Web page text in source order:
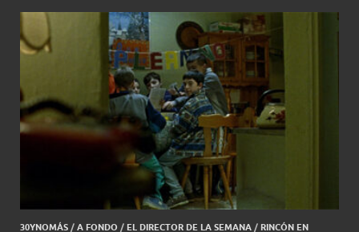
30YNOMÁS / A FONDO / EL DIRECTOR DE LA SEMANA / RINCÓN EN